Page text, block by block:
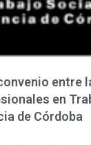
entre
en
de Córdoba